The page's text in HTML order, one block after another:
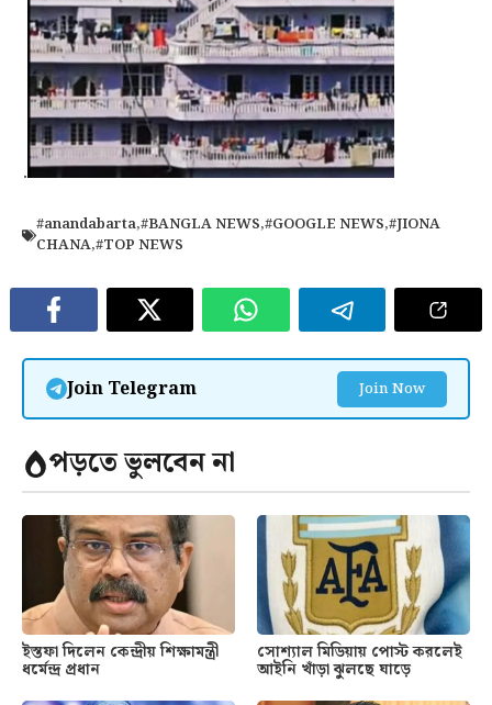
.
#anandabarta,#BANGLA NEWS,#GOOGLE NEWS,#JIONA
CHANA,#TOP NEWS
Join Telegram Join Now
পড়তে ভুলবেন না
ইস্তফা দিলেন কেন্দ্রীয় শিক্ষামন্ত্রী
ধর্মেন্দ্র প্রধান
সোশ্যাল মিডিয়ায় পোস্ট করলেই
আইনি খাঁড়া ঝুলছে ঘাড়ে